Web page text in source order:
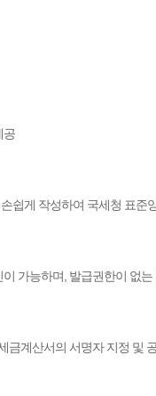
공
쉽게 작성하여 국세청 표준
가능하며, 발급권한이 없
금계산서의 서명자 지정 및